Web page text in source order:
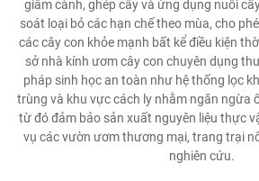
giâm cành, ghép cây và ứng dụng nuôi
soát loại bỏ các hạn chế theo mùa, cho
các cây con khỏe mạnh bất kể điều kiện
sở nhà kính ươm cây con chuyên dụng
pháp sinh học an toàn như hệ thống lọc
trùng và khu vực cách ly nhằm ngăn ngừa
từ đó đảm bảo sản xuất nguyên liệu thực
vụ các vườn ươm thương mại, trang trại
nghiên cứu.